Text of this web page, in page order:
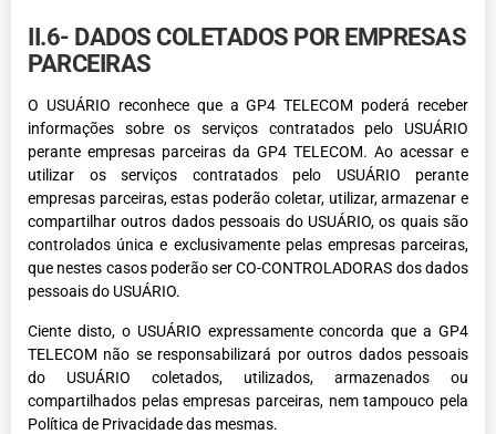
II.6- DADOS COLETADOS POR EMPRESAS
PARCEIRAS
O USUÁRIO reconhece que a GP4 TELECOM poderá receber
informações sobre os serviços contratados pelo USUÁRIO
perante empresas parceiras da GP4 TELECOM. Ao acessar e
utilizar os serviços contratados pelo USUÁRIO perante
empresas parceiras, estas poderão coletar, utilizar, armazenar e
compartilhar outros dados pessoais do USUÁRIO, os quais são
controlados única e exclusivamente pelas empresas parceiras,
que nestes casos poderão ser CO-CONTROLADORAS dos dados
pessoais do USUÁRIO.
Ciente disto, o USUÁRIO expressamente concorda que a GP4
TELECOM não se responsabilizará por outros dados pessoais
do USUÁRIO coletados, utilizados, armazenados ou
compartilhados pelas empresas parceiras, nem tampouco pela
Política de Privacidade das mesmas.